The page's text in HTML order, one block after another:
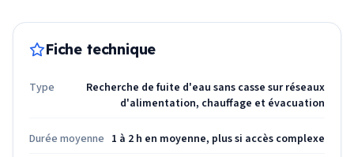
Fiche technique
Type
Recherche de fuite d'eau sans casse sur réseaux
d'alimentation, chauffage et évacuation
Durée moyenne 1 à 2 h en moyenne, plus si accès complexe